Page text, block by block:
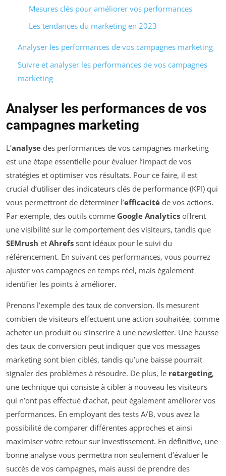
Mesures clés pour améliorer vos performances
Les tendances du marketing en 2023
Analyser les performances de vos campagnes marketing
Suivre et analyser les performances de vos campagnes
marketing
Analyser les performances de vos
campagnes marketing
L’analyse des performances de vos campagnes marketing
est une étape essentielle pour évaluer l’impact de vos
stratégies et optimiser vos résultats. Pour ce faire, il est
crucial d’utiliser des indicateurs clés de performance (KPI) qui
vous permettront de déterminer l’efficacité de vos actions.
Par exemple, des outils comme Google Analytics offrent
une visibilité sur le comportement des visiteurs, tandis que
SEMrush et Ahrefs sont idéaux pour le suivi du
référencement. En suivant ces performances, vous pourrez
ajuster vos campagnes en temps réel, mais également
identifier les points à améliorer.
Prenons l’exemple des taux de conversion. Ils mesurent
combien de visiteurs effectuent une action souhaitée, comme
acheter un produit ou s’inscrire à une newsletter. Une hausse
des taux de conversion peut indiquer que vos messages
marketing sont bien ciblés, tandis qu’une baisse pourrait
signaler des problèmes à résoudre. De plus, le retargeting,
une technique qui consiste à cibler à nouveau les visiteurs
qui n’ont pas effectué d’achat, peut également améliorer vos
performances. En employant des tests A/B, vous avez la
possibilité de comparer différentes approches et ainsi
maximiser votre retour sur investissement. En définitive, une
bonne analyse vous permettra non seulement d’évaluer le
succès de vos campagnes, mais aussi de prendre des